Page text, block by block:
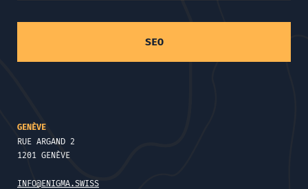
SEO
GENÈVE
RUE ARGAND 2
1201 GENÈVE
INFO@ENIGMA.SWISS